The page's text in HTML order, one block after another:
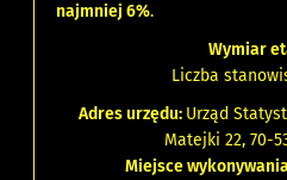
najmniej 6%.
Wymiar
Liczba
Adres urzędu: Urząd
Matejki 22, 70-
Miejsce